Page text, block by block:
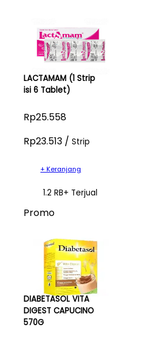
LACTAMAM (1 Strip
isi 6 Tablet)
Rp25.558
Rp23.513 / Strip
+ Keranjang
1.2 RB+ Terjual
Promo
DIABETASOL VITA
DIGEST CAPUCINO
570G